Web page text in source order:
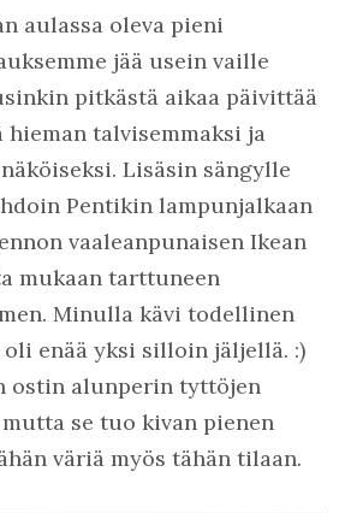
aulassa oleva pieni
jää usein vaille
pitkästä aikaa päivittää
talvisemmaksi ja
Lisäsin sängylle
Pentikin lampunjalkaan
vaaleanpunaisen Ikean
mukaan tarttuneen
Minulla kävi todellinen
enää yksi silloin jäljellä. :)
ostin alunperin tyttöjen
se tuo kivan pienen
väriä myös tähän tilaan.